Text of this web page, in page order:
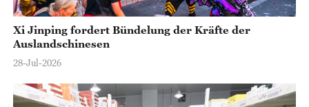
Xi Jinping fordert Bündelung der Kräfte der
Auslandschinesen
28-Jul-2026